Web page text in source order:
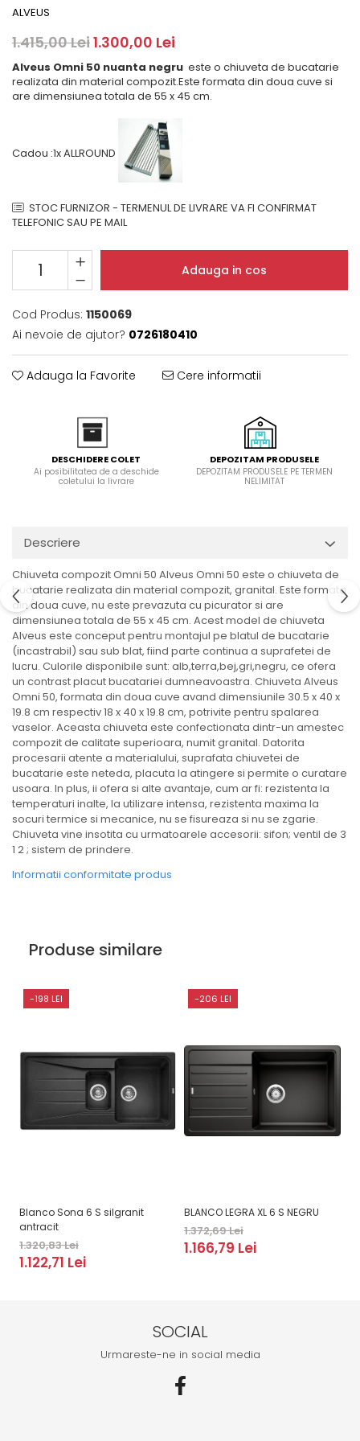
Cuptoare
Cuptoare cu microunde
Hote
Hote cu montare in blat
Hote cu montare pe colt
Hote tip insula
Incorporate
Masini de spalat vase
Complet incorporabile
Partial incorporabile
Plite
Ceramica
Domino( seturi modulare)
Plite cu hota integrata
incarcare superioara
Masini de spalat rufe cu uscator
Masini de spalat rufe slim
(adancime 40-47 cm)
Uscatoare de rufe
Pachete chiuvete si baterii
ALVEUS
1.415,00 Lei1.300,00 Lei
Alveus Omni 50 nuanta negru este o chiuveta de bucatarie
realizata din material compozit.Este formata din doua cuve si
are dimensiunea totala de 55 x 45 cm.
Cadou :1x ALLROUND
STOC FURNIZOR - TERMENUL DE LIVRARE VA FI CONFIRMAT
TELEFONIC SAU PE MAIL
Adauga in cos
Cod Produs: 1150069
Ai nevoie de ajutor? 0726180410
Adauga la Favorite Cere informatii
DESCHIDERE COLET
Ai posibilitatea de a deschide
coletului la livrare
DEPOZITAM PRODUSELE
DEPOZITAM PRODUSELE PE TERMEN
NELIMITAT
Descriere
Chiuveta compozit Omni 50 Alveus Omni 50 este o chiuveta de
bucatarie realizata din material compozit, granital. Este formata
din doua cuve, nu este prevazuta cu picurator si are
dimensiunea totala de 55 x 45 cm. Acest model de chiuveta
Alveus este conceput pentru montajul pe blatul de bucatarie
(incastrabil) sau sub blat, fiind parte continua a suprafetei de
lucru. Culorile disponibile sunt: alb,terra,bej,gri,negru, ce ofera
un contrast placut bucatariei dumneavoastra. Chiuveta Alveus
Omni 50, formata din doua cuve avand dimensiunile 30.5 x 40 x
19.8 cm respectiv 18 x 40 x 19.8 cm, potrivite pentru spalarea
vaselor. Aceasta chiuveta este confectionata dintr-un amestec
compozit de calitate superioara, numit granital. Datorita
procesarii atente a materialului, suprafata chiuvetei de
bucatarie este neteda, placuta la atingere si permite o curatare
usoara. In plus, ii ofera si alte avantaje, cum ar fi: rezistenta la
temperaturi inalte, la utilizare intensa, rezistenta maxima la
socuri termice si mecanice, nu se fisureaza si nu se zgarie.
Chiuveta vine insotita cu urmatoarele accesorii: sifon; ventil de 3
1 2 ; sistem de prindere.
Informatii conformitate produs
Produse similare
-198 LEI
Blanco Sona 6 S silgranit
antracit
1.320,83 Lei
1.122,71 Lei
-206 LEI
BLANCO LEGRA XL 6 S NEGRU
1.372,69 Lei
1.166,79 Lei
SOCIAL
Urmareste-ne in social media